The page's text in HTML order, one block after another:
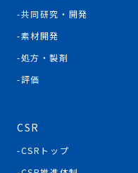
共同研究・開発
素材開発
処方・製剤
評価
CSR
CSRトップ